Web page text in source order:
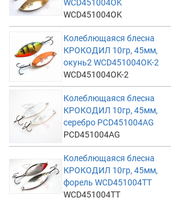
WCD451004OK
WCD451004OK
Колеблющаяся блесна
КРОКОДИЛ 10гр, 45мм,
окунь2 WCD451004OK-2
WCD451004OK-2
Колеблющаяся блесна
КРОКОДИЛ 10гр, 45мм,
серебро PCD451004AG
PCD451004AG
Колеблющаяся блесна
КРОКОДИЛ 10гр, 45мм,
форель WCD451004TT
WCD451004TT